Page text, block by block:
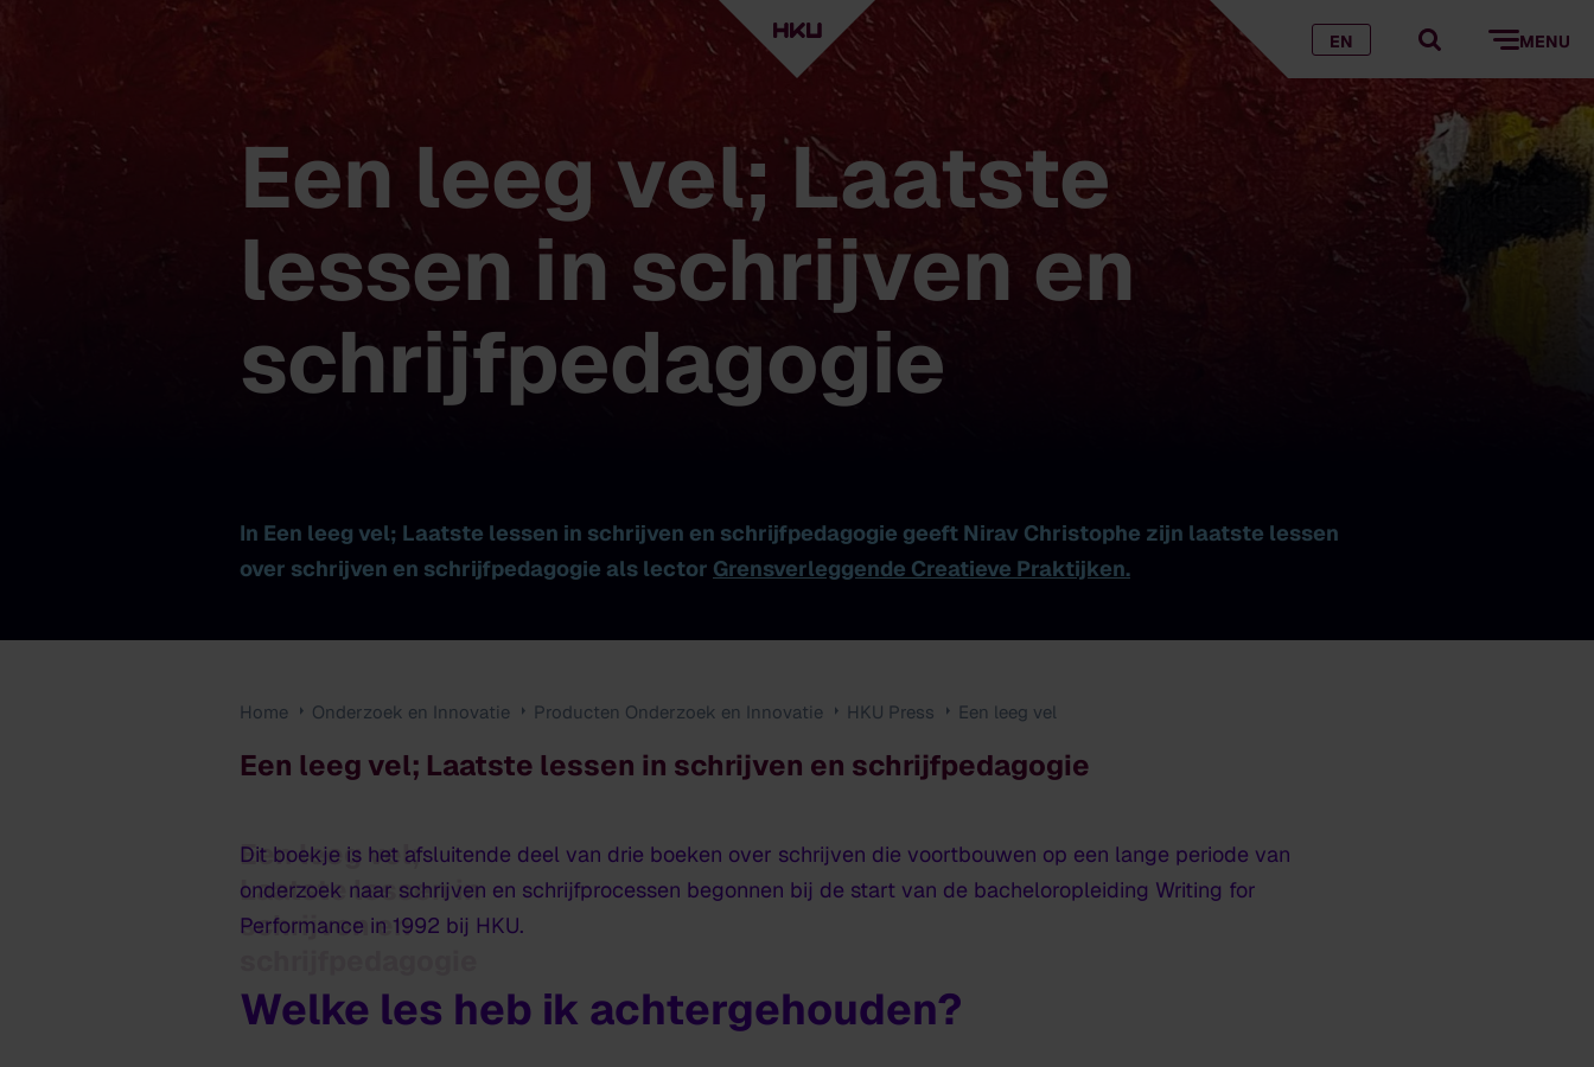
EN MENU
Een leeg vel; Laatste
lessen in schrijven en
schrijfpedagogie
In Een leeg vel; Laatste lessen in schrijven en schrijfpedagogie geeft Nirav Christophe zijn laatste lessen
over schrijven en schrijfpedagogie als lector Grensverleggende Creatieve Praktijken.
Home Onderzoek en Innovatie Producten Onderzoek en Innovatie HKU Press Een leeg vel
Een leeg vel; Laatste lessen in schrijven en schrijfpedagogie
Een leeg vel;
Laatste lessen in
schrijven en
Dit boekje is het afsluitende deel van drie boeken over schrijven die voortbouwen op een lange periode van
onderzoek naar schrijven en schrijfprocessen begonnen bij de start van de bacheloropleiding Writing for
Performance in 1992 bij HKU.
Welke les heb ik achtergehouden?